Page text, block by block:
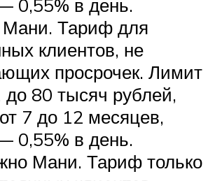
0,55% в день.
Тариф для
клиентов, не
просрочек. Лимит
80 тысяч рублей,
7 до 12 месяцев,
0,55% в день.
Мани. Тариф только